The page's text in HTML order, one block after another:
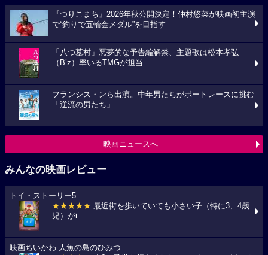
『つりこまち』2026年秋公開決定！仲村悠菜が映画初主演
で“釣りで五輪金メダル”を目指す
「八つ墓村」悪夢的な予告編解禁、主題歌は松本孝弘
（B’z）率いるTMGが担当
フランシス・ンら出演。中年男たちがボートレースに挑む
「逆流の男たち」
映画ニュースへ
みんなの映画レビュー
トイ・ストーリー5
★★★★★ 最近街を歩いていても小さい子（特に3、4歳
児）がi...
映画ちいかわ 人魚の島のひみつ